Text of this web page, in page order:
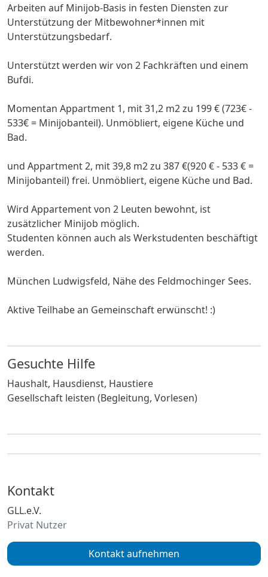
Arbeiten auf Minijob-Basis in festen Diensten zur
Unterstützung der Mitbewohner*innen mit
Unterstützungsbedarf.
Unterstützt werden wir von 2 Fachkräften und einem
Bufdi.
Momentan Appartment 1, mit 31,2 m2 zu 199 € (723€ -
533€ = Minijobanteil). Unmöbliert, eigene Küche und
Bad.
und Appartment 2, mit 39,8 m2 zu 387 €(920 € - 533 € =
Minijobanteil) frei. Unmöbliert, eigene Küche und Bad.
Wird Appartement von 2 Leuten bewohnt, ist
zusätzlicher Minijob möglich.
Studenten können auch als Werkstudenten beschäftigt
werden.
München Ludwigsfeld, Nähe des Feldmochinger Sees.
Aktive Teilhabe an Gemeinschaft erwünscht! :)
Gesuchte Hilfe
Haushalt, Hausdienst, Haustiere
Gesellschaft leisten (Begleitung, Vorlesen)
Kontakt
GLL.e.V.
Privat Nutzer
Kontakt aufnehmen